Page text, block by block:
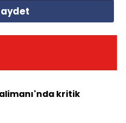
kritik